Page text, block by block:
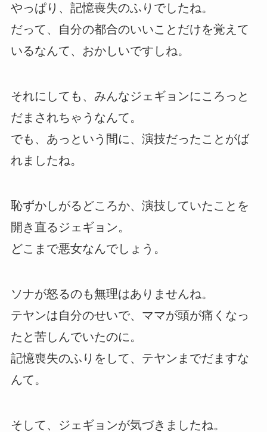
やっぱり、記憶喪失のふりでしたね。
だって、自分の都合のいいことだけを覚えて
いるなんて、おかしいですしね。
それにしても、みんなジェギョンにころっと
だまされちゃうなんて。
でも、あっという間に、演技だったことがば
れましたね。
恥ずかしがるどころか、演技していたことを
開き直るジェギョン。
どこまで悪女なんでしょう。
ソナが怒るのも無理はありませんね。
テヤンは自分のせいで、ママが頭が痛くなっ
たと苦しんでいたのに。
記憶喪失のふりをして、テヤンまでだますな
んて。
そして、ジェギョンが気づきましたね。